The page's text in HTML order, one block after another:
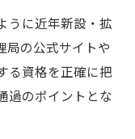
うに近年新設・拡
局の公式サイトや
る資格を正確に把
過のポイントとな